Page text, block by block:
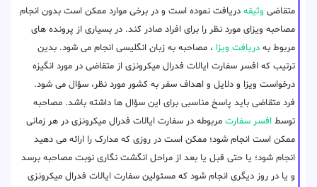
متقاضی وثیقه دریافت نموده است و در برخی موارد ممکن است بدون انجام
مصاحبه ویزای مورد نظر را برای افراد صادر کند. در بسیاری از پرونده های
مربوط به دریافت ویزا ، مصاحبه به زبان انگلیسی انجام می شود. بدین
ترتیب که افسر سفارت ایالات فدرال میکرونزی از متقاضی در مورد انگیزه
درخواست ویزا و دلایل و اهداف سفر به کشور مورد نظر، سؤال می شود.
فرد متقاضی باید پاسخ مناسبی برای این سؤال ها داشته باشد. مصاحبه
توسط افسر سفارت مربوطه در سفارت ایالات فدرال میکرونزی در هر زمانی
ممکن است انجام شود؛ ممکن است در روزی که مدارک را ارائه می دهید
انجام شود؛ یا حتی قبل یا بعد از مراحل انگشت نگاری نوبت مصاحبه برسد
و یا در روز دیگری انجام شود که مسئولین سفارت ایالات فدرال میکرونزی